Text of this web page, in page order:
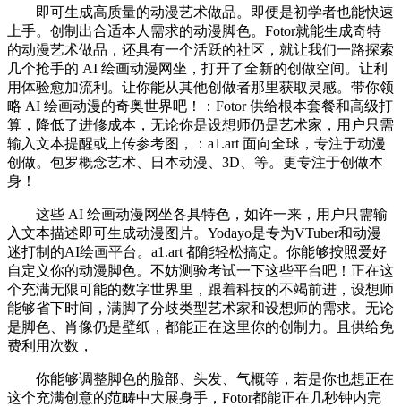
即可生成高质量的动漫艺术做品。即便是初学者也能快速
上手。创制出合适本人需求的动漫脚色。Fotor就能生成奇特
的动漫艺术做品，还具有一个活跃的社区，就让我们一路探索
几个抢手的 AI 绘画动漫网坐，打开了全新的创做空间。让利
用体验愈加流利。让你能从其他创做者那里获取灵感。带你领
略 AI 绘画动漫的奇奥世界吧！：Fotor 供给根本套餐和高级打
算，降低了进修成本，无论你是设想师仍是艺术家，用户只需
输入文本提醒或上传参考图，：a1.art 面向全球，专注于动漫
创做。包罗概念艺术、日本动漫、3D、等。更专注于创做本
身！
这些 AI 绘画动漫网坐各具特色，如许一来，用户只需输
入文本描述即可生成动漫图片。Yodayo是专为VTuber和动漫
迷打制的AI绘画平台。a1.art 都能轻松搞定。你能够按照爱好
自定义你的动漫脚色。不妨测验考试一下这些平台吧！正在这
个充满无限可能的数字世界里，跟着科技的不竭前进，设想师
能够省下时间，满脚了分歧类型艺术家和设想师的需求。无论
是脚色、肖像仍是壁纸，都能正在这里你的创制力。且供给免
费利用次数，
你能够调整脚色的脸部、头发、气概等，若是你也想正在
这个充满创意的范畴中大展身手，Fotor都能正在几秒钟内完